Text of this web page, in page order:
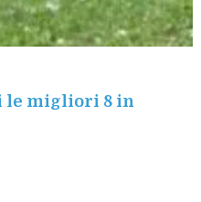
le migliori 8 in